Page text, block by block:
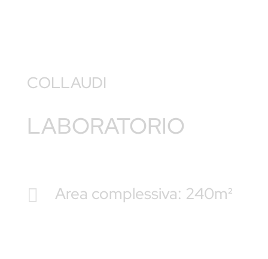
COLLAUDI
LABORATORIO
 Area complessiva: 240m²